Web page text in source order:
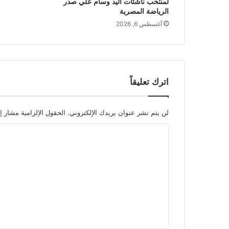
الرياضة المصرية
أغسطس 6, 2026
اترك تعليقاً
لن يتم نشر عنوان بريدك الإلكتروني. الحقول الإلزامية مشار